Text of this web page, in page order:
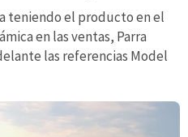
teniendo el producto en el
en las ventas, Parra
las referencias Model